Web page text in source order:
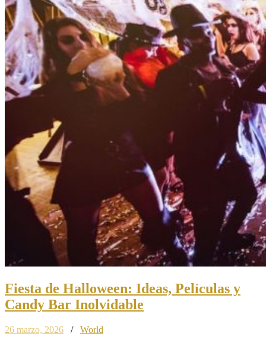
Fiesta de Halloween: Ideas, Películas y
Candy Bar Inolvidable
26 marzo, 2026 / World